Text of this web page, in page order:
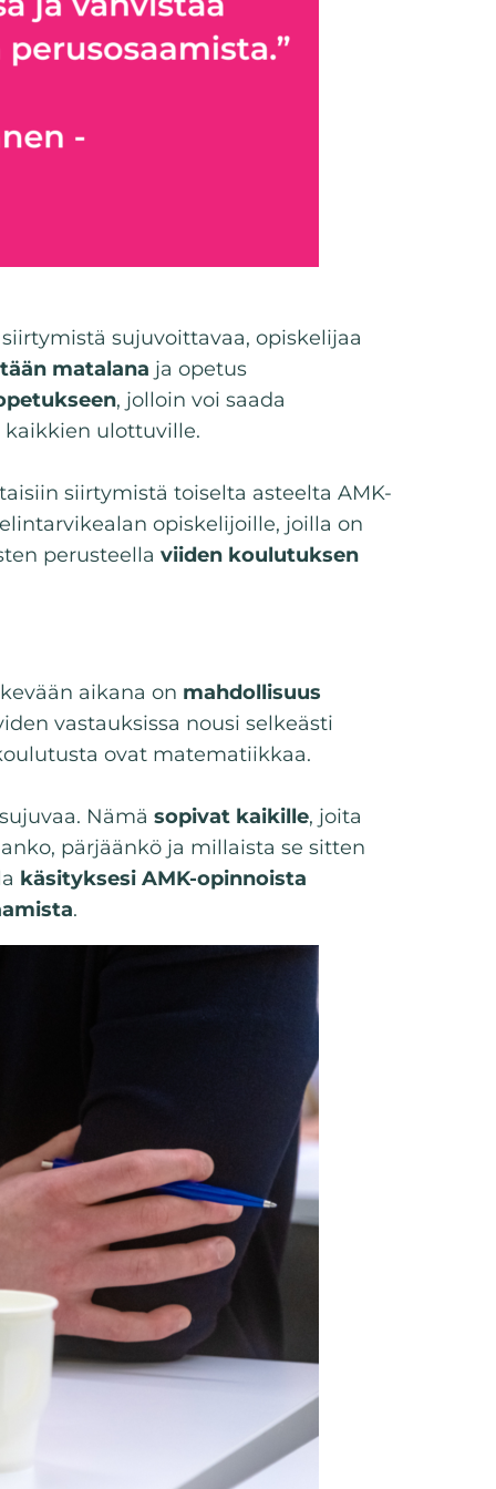
sujuvoittavaa, opiskelijaa
matalana ja opetus
, jolloin voi saada
ulottuville.
siirtymistä toiselta asteelta AMK-
opiskelijoille, joilla on
perusteella viiden koulutuksen
aikana on mahdollisuus
vastauksissa nousi selkeästi
ovat matematiikkaa.
Nämä sopivat kaikille, joita
pärjäänkö ja millaista se sitten
käsityksesi AMK-opinnoista
.